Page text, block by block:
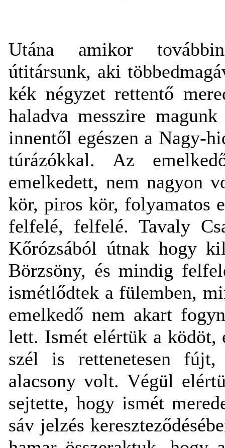
Utána amikor
útitársunk, aki
kék négyzet rettentő
haladva messzire
innentől egészen a Nagy-
túrázókkal. Az
emelkedett, nem nagyon
kör, piros kör, folyamatos
felfelé, felfelé. Tavaly
Kőrózsából útnak hogy
Börzsöny, és mindig
ismétlődtek a fülemben,
emelkedő nem akart
lett. Ismét elértük a ködöt,
szél is rettenetesen
alacsony volt. Végül
sejtette, hogy ismét
sáv jelzés